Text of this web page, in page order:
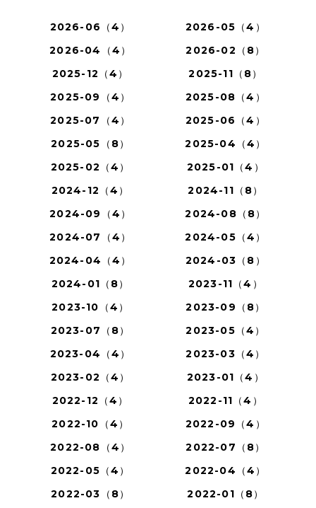
2026-06（4）
2026-05（4）
2026-04（4）
2026-02（8）
2025-12（4）
2025-11（8）
2025-09（4）
2025-08（4）
2025-07（4）
2025-06（4）
2025-05（8）
2025-04（4）
2025-02（4）
2025-01（4）
2024-12（4）
2024-11（8）
2024-09（4）
2024-08（8）
2024-07（4）
2024-05（4）
2024-04（4）
2024-03（8）
2024-01（8）
2023-11（4）
2023-10（4）
2023-09（8）
2023-07（8）
2023-05（4）
2023-04（4）
2023-03（4）
2023-02（4）
2023-01（4）
2022-12（4）
2022-11（4）
2022-10（4）
2022-09（4）
2022-08（4）
2022-07（8）
2022-05（4）
2022-04（4）
2022-03（8）
2022-01（8）